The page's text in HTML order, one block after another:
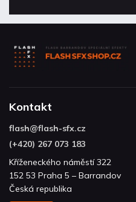
Kontakt
flash@flash-sfx.cz
(+420) 267 073 183
Kříženeckého náměstí 322
152 53 Praha 5 – Barrandov
Česká republika